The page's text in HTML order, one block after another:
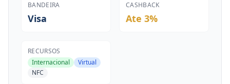
BANDEIRA
Visa
CASHBACK
Ate 3%
RECURSOS
Internacional
Virtual
NFC